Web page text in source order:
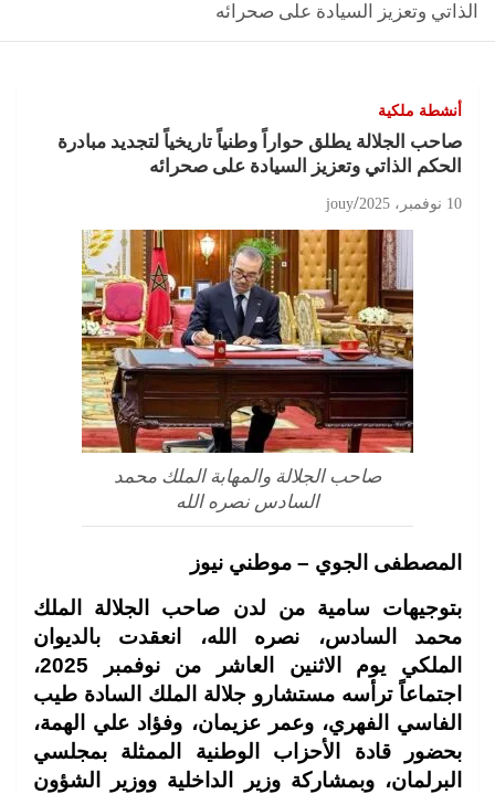
الذاتي وتعزيز السيادة على صحرائه
أنشطة ملكية
صاحب الجلالة يطلق حواراً وطنياً تاريخياً لتجديد مبادرة
الحكم الذاتي وتعزيز السيادة على صحرائه
10 نوفمبر، 2025 jouy
صاحب الجلالة والمهابة الملك محمد
السادس نصره الله
المصطفى الجوي – موطني نيوز
بتوجيهات سامية من لدن صاحب الجلالة الملك
محمد السادس، نصره الله، انعقدت بالديوان
الملكي يوم الاثنين العاشر من نوفمبر 2025،
اجتماعاً ترأسه مستشارو جلالة الملك السادة طيب
الفاسي الفهري، وعمر عزيمان، وفؤاد علي الهمة،
بحضور قادة الأحزاب الوطنية الممثلة بمجلسي
البرلمان، وبمشاركة وزير الداخلية ووزير الشؤون